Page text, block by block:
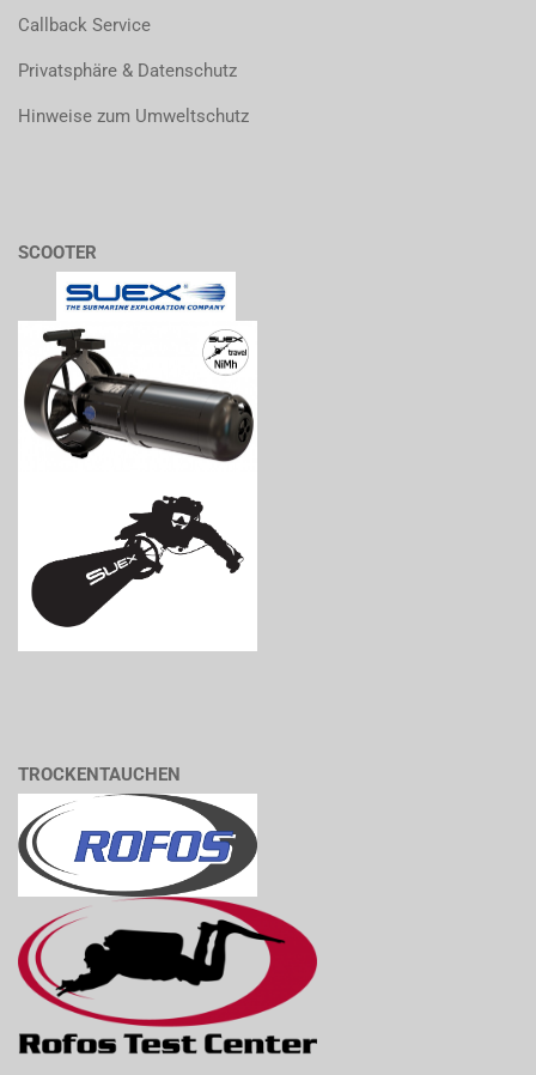
Callback Service
Privatsphäre & Datenschutz
Hinweise zum Umweltschutz
SCOOTER
TROCKENTAUCHEN